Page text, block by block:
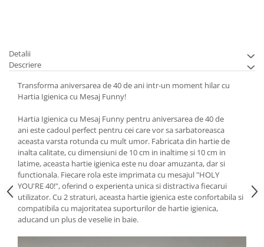
Detalii
Descriere
Transforma aniversarea de 40 de ani intr-un moment hilar cu
Hartia Igienica cu Mesaj Funny!
Hartia Igienica cu Mesaj Funny pentru aniversarea de 40 de
ani este cadoul perfect pentru cei care vor sa sarbatoreasca
aceasta varsta rotunda cu mult umor. Fabricata din hartie de
inalta calitate, cu dimensiuni de 10 cm in inaltime si 10 cm in
latime, aceasta hartie igienica este nu doar amuzanta, dar si
functionala. Fiecare rola este imprimata cu mesajul "HOLY
YOU'RE 40!", oferind o experienta unica si distractiva fiecarui
utilizator. Cu 2 straturi, aceasta hartie igienica este confortabila si
compatibila cu majoritatea suporturilor de hartie igienica,
aducand un plus de veselie in baie.